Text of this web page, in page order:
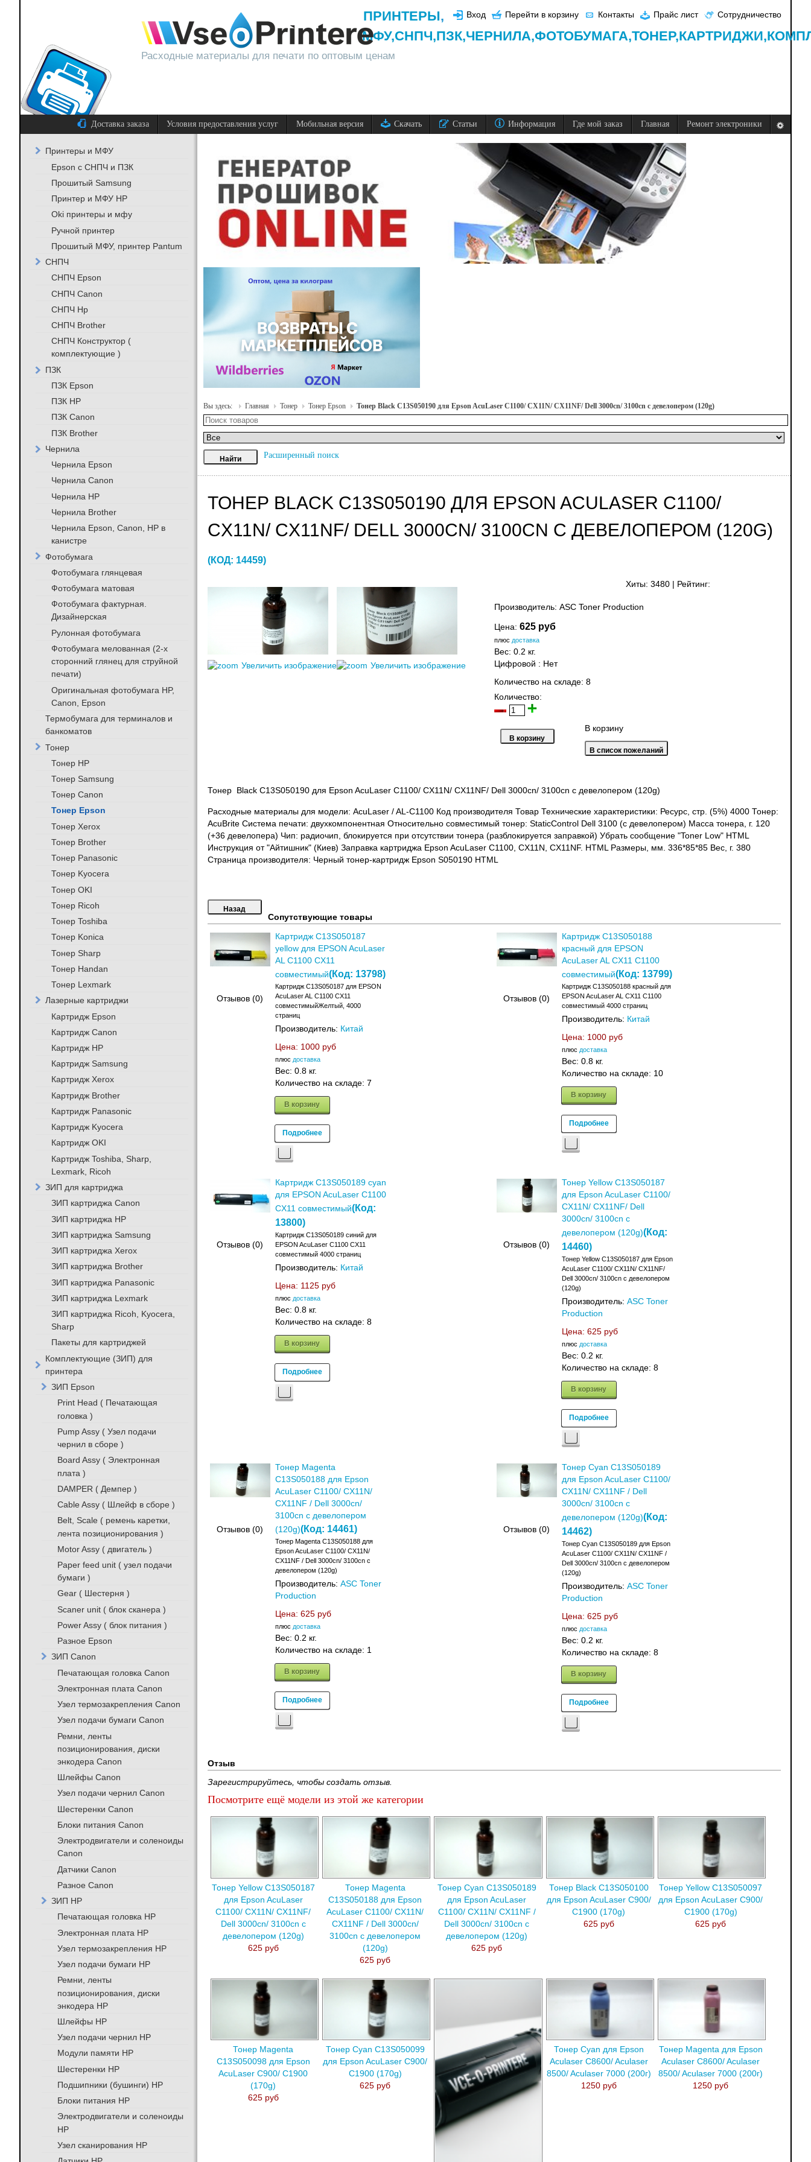
Расходные материалы для печати по оптовым ценам
Вход Перейти в корзину Контакты Прайс лист Сотрудничество
ПРИНТЕРЫ,
МФУ,СНПЧ,ПЗК,ЧЕРНИЛА,ФОТОБУМАГА,ТОНЕР,КАРТРИДЖИ,
Доставка заказа Условия предоставления услуг Мобильная версия Скачать Статьи Информация Где мой заказ Главная Ремонт электроники
Вы здесь: Главная Тонер Тонер Epson Тонер Black C13S050190 для Epson AcuLaser C1100/ CX11N/ CX11NF/ Dell 3000cn/ 3100cn с девелопером (120g)
Расширенный поиск
ТОНЕР BLACK C13S050190 ДЛЯ EPSON ACULASER C1100/
CX11N/ CX11NF/ DELL 3000CN/ 3100CN С ДЕВЕЛОПЕРОМ (120G)
(КОД: 14459)
Хиты: 3480 Рейтинг:
Увеличить изображение Увеличить изображение
Производитель: ASC Toner Production
Цена: 625 руб
плюс доставка
Вес: 0.2 кг.
Цифровой : Нет
Количество на складе: 8
Количество:
В корзину
Тонер Black C13S050190 для Epson AcuLaser C1100/ CX11N/ CX11NF/ Dell 3000cn/ 3100cn с девелопером (120g)
Расходные материалы для модели: AcuLaser / AL-C1100 Код производителя Товар Технические характеристики: Ресурс, стр. (5%) 4000 Тонер:
AcuBrite Система печати: двухкомпонентная Относительно совместимый тонер: StaticControl Dell 3100 (с девелопером) Масса тонера, г. 120
(+36 девелопера) Чип: радиочип, блокируется при отсутствии тонера (разблокируется заправкой) Убрать сообщение "Toner Low" HTML
Инструкция от "Айтишник" (Киев) Заправка картриджа Epson AcuLaser C1100, CX11N, CX11NF. HTML Размеры, мм. 336*85*85 Вес, г. 380
Страница производителя: Черный тонер-картридж Epson S050190 HTML
Сопутствующие товары
Отзывов (0)
Картридж C13S050187
yellow для EPSON AcuLaser
AL C1100 CX11
совместимый(Код: 13798)
Картридж C13S050187 для EPSON
AcuLaser AL C1100 CX11
совместимыйЖелтый, 4000
страниц
Производитель: Китай
Цена: 1000 руб
плюс доставка
Вес: 0.8 кг.
Количество на складе: 7
В корзину
Подробнее
Отзывов (0)
Картридж C13S050188
красный для EPSON
AcuLaser AL CX11 C1100
совместимый(Код: 13799)
Картридж C13S050188 красный для
EPSON AcuLaser AL CX11 C1100
совместимый 4000 страниц
Производитель: Китай
Цена: 1000 руб
плюс доставка
Вес: 0.8 кг.
Количество на складе: 10
В корзину
Подробнее
Отзывов (0)
Картридж C13S050189 cyan
для EPSON AcuLaser C1100
CX11 совместимый(Код:
13800)
Картридж C13S050189 синий для
EPSON AcuLaser C1100 CX11
совместимый 4000 страниц
Производитель: Китай
Цена: 1125 руб
плюс доставка
Вес: 0.8 кг.
Количество на складе: 8
В корзину
Подробнее
Отзывов (0)
Тонер Yellow C13S050187
для Epson AcuLaser C1100/
CX11N/ CX11NF/ Dell
3000cn/ 3100cn с
девелопером (120g)(Код:
14460)
Тонер Yellow C13S050187 для Epson
AcuLaser C1100/ CX11N/ CX11NF/
Dell 3000cn/ 3100cn с девелопером
(120g)
Производитель: ASC Toner
Production
Цена: 625 руб
плюс доставка
Вес: 0.2 кг.
Количество на складе: 8
В корзину
Подробнее
Отзывов (0)
Тонер Magenta
C13S050188 для Epson
AcuLaser C1100/ CX11N/
CX11NF / Dell 3000cn/
3100cn с девелопером
(120g)(Код: 14461)
Тонер Magenta C13S050188 для
Epson AcuLaser C1100/ CX11N/
CX11NF / Dell 3000cn/ 3100cn с
девелопером (120g)
Производитель: ASC Toner
Production
Цена: 625 руб
плюс доставка
Вес: 0.2 кг.
Количество на складе: 1
В корзину
Подробнее
Отзывов (0)
Тонер Cyan C13S050189
для Epson AcuLaser C1100/
CX11N/ CX11NF / Dell
3000cn/ 3100cn с
девелопером (120g)(Код:
14462)
Тонер Cyan C13S050189 для Epson
AcuLaser C1100/ CX11N/ CX11NF /
Dell 3000cn/ 3100cn с девелопером
(120g)
Производитель: ASC Toner
Production
Цена: 625 руб
плюс доставка
Вес: 0.2 кг.
Количество на складе: 8
В корзину
Подробнее
Отзыв
Зарегистрируйтесь, чтобы создать отзыв.
Посмотрите ещё модели из этой же категории
Тонер Yellow C13S050187
для Epson AcuLaser
C1100/ CX11N/ CX11NF/
Dell 3000cn/ 3100cn с
девелопером (120g)
625 руб
Тонер Magenta
C13S050188 для Epson
AcuLaser C1100/ CX11N/
CX11NF / Dell 3000cn/
3100cn с девелопером
(120g)
625 руб
Тонер Cyan C13S050189
для Epson AcuLaser
C1100/ CX11N/ CX11NF /
Dell 3000cn/ 3100cn с
девелопером (120g)
625 руб
Тонер Black C13S050100
для Epson AcuLaser C900/
C1900 (170g)
625 руб
Тонер Yellow C13S050097
для Epson AcuLaser C900/
C1900 (170g)
625 руб
Тонер Magenta
C13S050098 для Epson
AcuLaser C900/ C1900
(170g)
625 руб
Тонер Cyan C13S050099
для Epson AcuLaser C900/
C1900 (170g)
625 руб
Тонер Cyan для Epson
Aculaser C8600/ Aculaser
8500/ Aculaser 7000 (200г)
1250 руб
Тонер Magenta для Epson
Aculaser C8600/ Aculaser
8500/ Aculaser 7000 (200г)
1250 руб
Принтеры и МФУ
Epson с СНПЧ и ПЗК
Прошитый Samsung
Принтер и МФУ HP
Oki принтеры и мфу
Ручной принтер
Прошитый МФУ, принтер Pantum
СНПЧ
СНПЧ Epson
СНПЧ Canon
СНПЧ Hp
СНПЧ Brother
СНПЧ Конструктор (
комплектующие )
ПЗК
ПЗК Epson
ПЗК HP
ПЗК Canon
ПЗК Brother
Чернила
Чернила Epson
Чернила Canon
Чернила HP
Чернила Brother
Чернила Epson, Canon, HP в
канистре
Фотобумага
Фотобумага глянцевая
Фотобумага матовая
Фотобумага фактурная.
Дизайнерская
Рулонная фотобумага
Фотобумага мелованная (2-х
сторонний глянец для струйной
печати)
Оригинальная фотобумага HP,
Canon, Epson
Термобумага для терминалов и
банкоматов
Тонер
Тонер HP
Тонер Samsung
Тонер Canon
Тонер Epson
Тонер Xerox
Тонер Brother
Тонер Panasonic
Тонер Kyocera
Тонер OKI
Тонер Ricoh
Тонер Toshiba
Тонер Konica
Тонер Sharp
Тонер Handan
Тонер Lexmark
Лазерные картриджи
Картридж Epson
Картридж Canon
Картридж HP
Картридж Samsung
Картридж Xerox
Картридж Brother
Картридж Panasonic
Картридж Kyocera
Картридж OKI
Картридж Toshiba, Sharp,
Lexmark, Ricoh
ЗИП для картриджа
ЗИП картриджа Canon
ЗИП картриджа HP
ЗИП картриджа Samsung
ЗИП картриджа Xerox
ЗИП картриджа Brother
ЗИП картриджа Panasonic
ЗИП картриджа Lexmark
ЗИП картриджа Ricoh, Kyocera,
Sharp
Пакеты для картриджей
Комплектующие (ЗИП) для
принтера
ЗИП Epson
Print Head ( Печатающая
головка )
Pump Assy ( Узел подачи
чернил в сборе )
Board Assy ( Электронная
плата )
DAMPER ( Демпер )
Cable Assy ( Шлейф в сборе )
Belt, Scale ( ремень каретки,
лента позиционирования )
Motor Assy ( двигатель )
Paper feed unit ( узел подачи
бумаги )
Gear ( Шестерня )
Scaner unit ( блок сканера )
Power Assy ( блок питания )
Разное Epson
ЗИП Canon
Печатающая головка Canon
Электронная плата Canon
Узел термозакрепления Canon
Узел подачи бумаги Canon
Ремни, ленты
позиционирования, диски
энкодера Canon
Шлейфы Canon
Узел подачи чернил Canon
Шестеренки Canon
Блоки питания Canon
Электродвигатели и соленоиды
Canon
Датчики Canon
Разное Canon
ЗИП HP
Печатающая головка HP
Электронная плата HP
Узел термозакрепления HP
Узел подачи бумаги HP
Ремни, ленты
позиционирования, диски
энкодера HP
Шлейфы HP
Узел подачи чернил HP
Модули памяти HP
Шестеренки HP
Подшипники (бушинги) HP
Блоки питания HP
Электродвигатели и соленоиды
HP
Узел сканирования HP